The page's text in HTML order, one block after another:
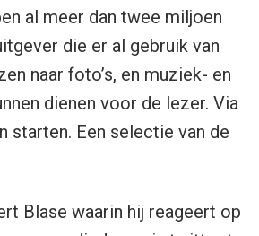
al meer dan twee miljoen
die er al gebruik van
naar foto’s, en muziek- en
dienen voor de lezer. Via
starten. Een selectie van de
Blase waarin hij reageert op